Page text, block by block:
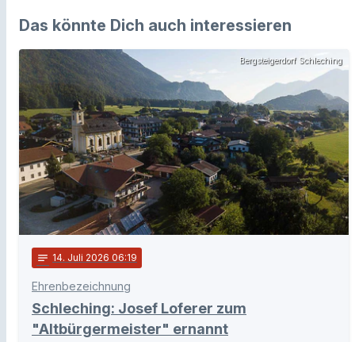
Das könnte Dich auch interessieren
Bergsteigerdorf Schleching
notes 14. Juli 2026 06:19
Ehrenbezeichnung
Schleching: Josef Loferer zum
"Altbürgermeister" ernannt